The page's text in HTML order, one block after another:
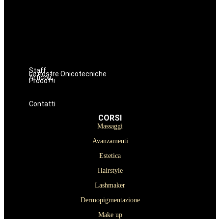
Staff
Le nostre Onicotecniche
Articoli
ProdottiOniconails
Prodotti per ricostruzione unghie
Contatti
CORSI
Massaggi
Avanzamenti
Estetica
Hairstyle
Lashmaker
Dermopigmentazione
Make up